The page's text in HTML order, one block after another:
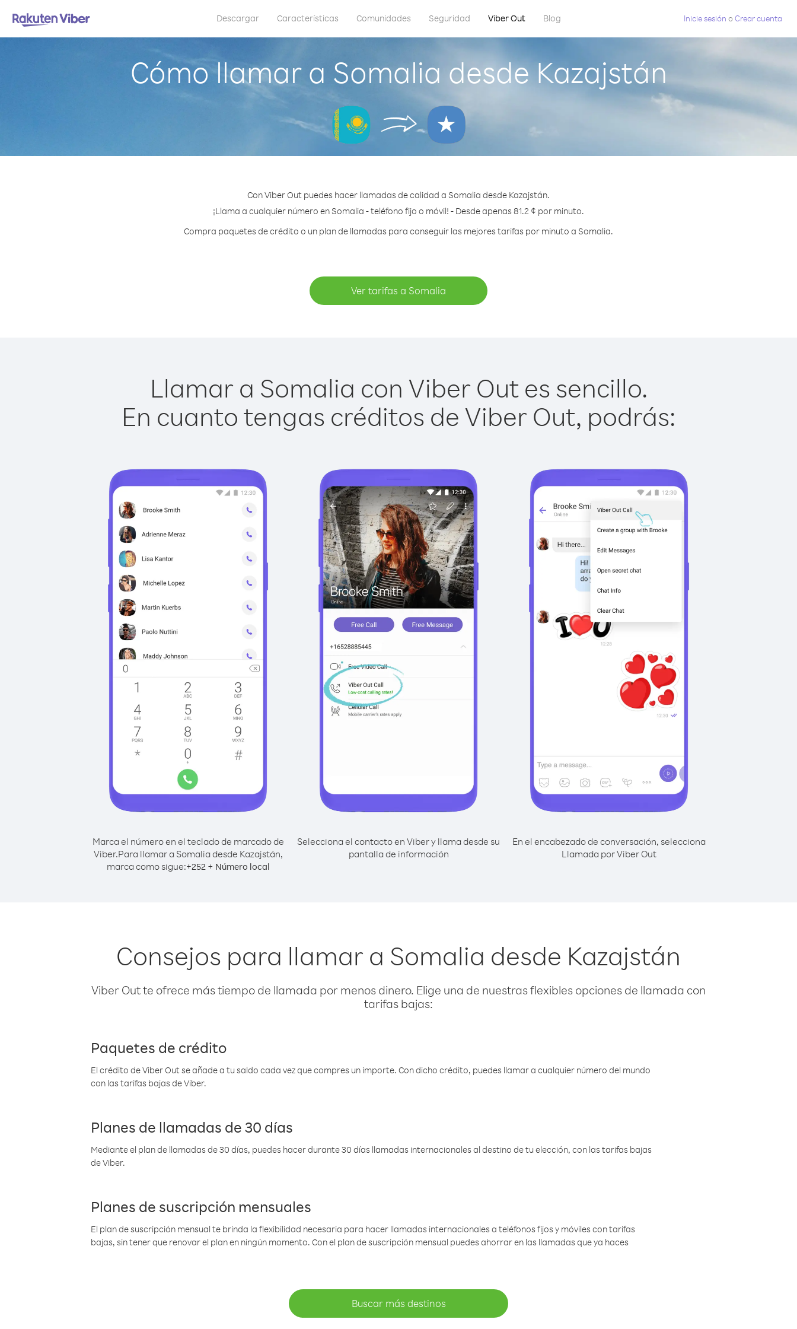
Descargar Características Comunidades Seguridad Viber Out Blog Inicie sesión oCrear cuenta
Cómo llamar a Somalia desde Kazajstán
Con Viber Out puedes hacer llamadas de calidad a Somalia desde Kazajstán.
¡Llama a cualquier número en Somalia - teléfono fijo o móvil! - Desde apenas 81.2 ¢ por minuto.
Compra paquetes de crédito o un plan de llamadas para conseguir las mejores tarifas por minuto a Somalia.
Ver tarifas a Somalia
Llamar a Somalia con Viber Out es sencillo.
En cuanto tengas créditos de Viber Out, podrás:
Marca el número en el teclado de marcado de
Viber.Para llamar a Somalia desde Kazajstán,
marca como sigue:+252+ Número local
Selecciona el contacto en Viber y llama desde su
pantalla de información
En el encabezado de conversación, selecciona
Llamada por Viber Out
Consejos para llamar a Somalia desde Kazajstán
Viber Out te ofrece más tiempo de llamada por menos dinero. Elige una de nuestras flexibles opciones de llamada con
tarifas bajas:
Paquetes de crédito
El crédito de Viber Out se añade a tu saldo cada vez que compres un importe. Con dicho crédito, puedes llamar a cualquier número del mundo
con las tarifas bajas de Viber.
Planes de llamadas de 30 días
Mediante el plan de llamadas de 30 días, puedes hacer durante 30 días llamadas internacionales al destino de tu elección, con las tarifas bajas
de Viber.
Planes de suscripción mensuales
El plan de suscripción mensual te brinda la flexibilidad necesaria para hacer llamadas internacionales a teléfonos fijos y móviles con tarifas
bajas, sin tener que renovar el plan en ningún momento. Con el plan de suscripción mensual puedes ahorrar en las llamadas que ya haces
Buscar más destinos